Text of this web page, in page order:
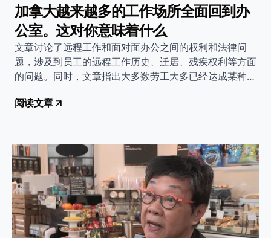
加拿大越来越多的工作场所全面回到办
公室。这对你意味着什么
文章讨论了远程工作和面对面办公之间的权利和法律问
题，涉及到员工的远程工作历史、迁居、残疾权利等方面
的问题。同时，文章指出大多数劳工大多已经达成某种平
了解自己的权利。
阅读文章